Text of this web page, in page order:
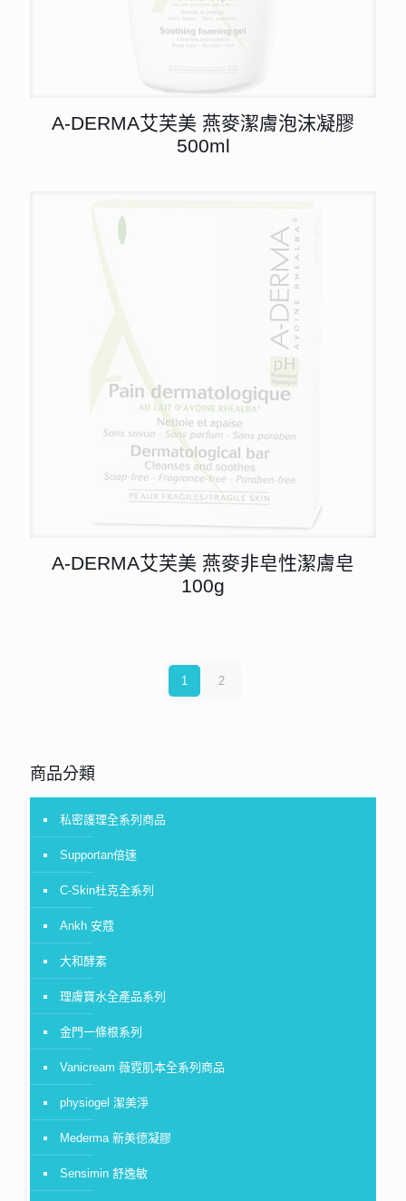
A-DERMA艾芙美 燕麥潔膚泡沫凝膠
500ml
A-DERMA艾芙美 燕麥非皂性潔膚皂
100g
1 2
商品分類
私密護理全系列商品
Supportan倍速
C-Skin杜克全系列
Ankh 安蔻
大和酵素
理膚寶水全產品系列
金門一條根系列
Vanicream 薇霓肌本全系列商品
physiogel 潔美淨
Mederma 新美德凝膠
Sensimin 舒逸敏